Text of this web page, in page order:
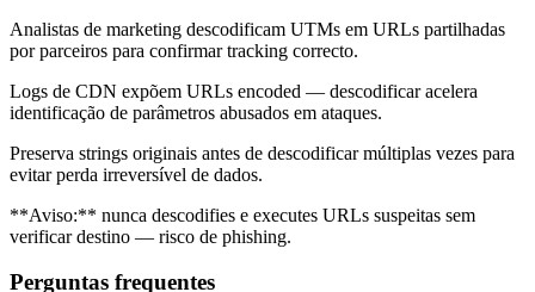
Analistas de marketing descodificam UTMs em URLs partilhadas
por parceiros para confirmar tracking correcto.
Logs de CDN expõem URLs encoded — descodificar acelera
identificação de parâmetros abusados em ataques.
Preserva strings originais antes de descodificar múltiplas vezes para
evitar perda irreversível de dados.
**Aviso:** nunca descodifies e executes URLs suspeitas sem
verificar destino — risco de phishing.
Perguntas frequentes